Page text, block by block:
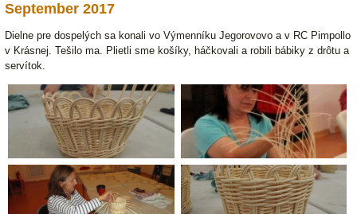
September 2017
Dielne pre dospelých sa konali vo Výmenníku Jegorovovo a v RC Pimpollo
v Krásnej. Tešilo ma. Plietli sme košíky, háčkovali a robili bábiky z drôtu a
servítok.